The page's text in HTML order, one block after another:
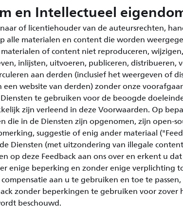
en Intellectueel
of licentiehouder van de auteursrechten,
alle materialen en content die worden
of content niet reproduceren,
inlijsten, uitvoeren, publiceren, distribueren,
aan derden (inclusief het weergeven of
een website van derden) zonder onze
te gebruiken voor de beoogde
zijn verleend in deze Voorwaarden. Op
die in de Diensten zijn opgenomen, zijn open-
suggestie of enig ander materiaal
Diensten (met uitzondering van illegale
op deze Feedback aan ons over en erkent u
enige beperking en zonder enige verplichting
aan u te gebruiken en toe te
zonder beperkingen te gebruiken voor zover
beschouwd.